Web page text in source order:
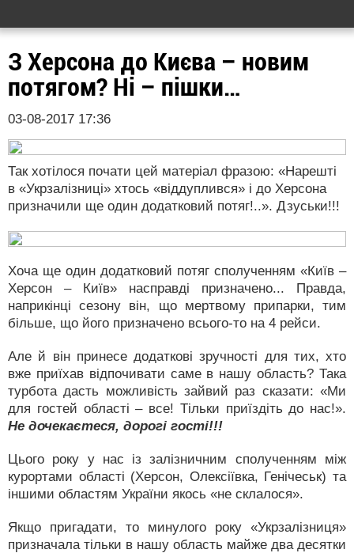
З Херсона до Києва – новим
потягом? Ні – пішки…
03-08-2017 17:36
Так хотілося почати цей матеріал фразою: «Нарешті
в «Укрзалізниці» хтось «віддуплився» і до Херсона
призначили ще один додатковий потяг!..». Дзуськи!!!
Хоча ще один додатковий потяг сполученням «Київ –
Херсон – Київ» насправді призначено... Правда,
наприкінці сезону він, що мертвому припарки, тим
більше, що його призначено всього-то на 4 рейси.
Але й він принесе додаткові зручності для тих, хто
вже приїхав відпочивати саме в нашу область? Така
турбота дасть можливість зайвий раз сказати: «Ми
для гостей області – все! Тільки приїздіть до нас!».
Не дочекаєтеся, дорогі гості!!!
Цього року у нас із залізничним сполученням між
курортами області (Херсон, Олексіївка, Генічеськ) та
іншими областям України якось «не склалося».
Якщо пригадати, то минулого року «Укрзалізниця»
призначала тільки в нашу область майже два десятки